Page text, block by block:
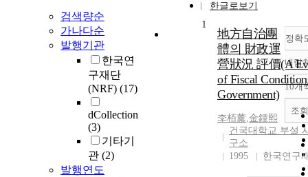
검색량순
가나다순
발행기관
한국연
구재단
(NRF) (17)
dCollection
(3)
기타기
관 (2)
발행연도
한글로보기
정확
내림
10개
조회
1
地方自治團
體의 財政運
營狀況 評價(A
of Fiscal
Government)
李栢薰,金鍾熙
건국대학교 부설
구소
1995
한국연구